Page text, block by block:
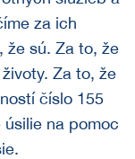
za ich
že sú. Za to, že
Za to, že
číslo 155
na pomoc